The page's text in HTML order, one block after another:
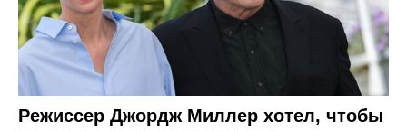
Режиссер Джордж Миллер хотел, чтобы